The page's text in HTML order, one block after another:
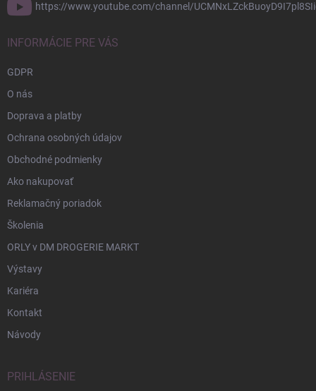
https://www.youtube.com/channel/
INFORMÁCIE PRE VÁS
GDPR
O nás
Doprava a platby
Ochrana osobných údajov
Obchodné podmienky
Ako nakupovať
Reklamačný poriadok
Školenia
ORLY v DM DROGERIE MARKT
Výstavy
Kariéra
Kontakt
Návody
PRIHLÁSENIE